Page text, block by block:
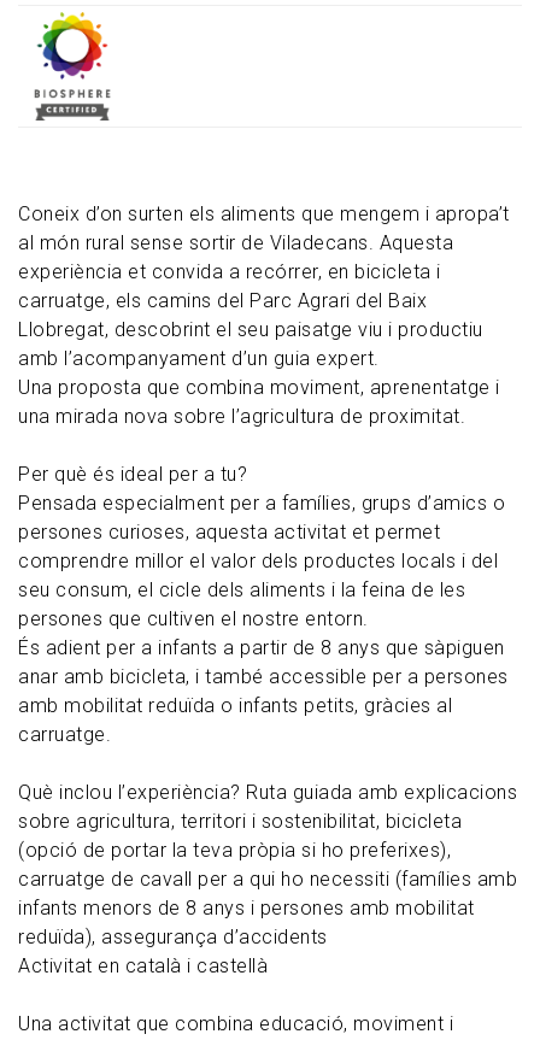
Coneix d’on surten els aliments que mengem i apropa’t
al món rural sense sortir de Viladecans. Aquesta
experiència et convida a recórrer, en bicicleta i
carruatge, els camins del Parc Agrari del Baix
Llobregat, descobrint el seu paisatge viu i productiu
amb l’acompanyament d’un guia expert.
Una proposta que combina moviment, aprenentatge i
una mirada nova sobre l’agricultura de proximitat.
Per què és ideal per a tu?
Pensada especialment per a famílies, grups d’amics o
persones curioses, aquesta activitat et permet
comprendre millor el valor dels productes locals i del
seu consum, el cicle dels aliments i la feina de les
persones que cultiven el nostre entorn.
És adient per a infants a partir de 8 anys que sàpiguen
anar amb bicicleta, i també accessible per a persones
amb mobilitat reduïda o infants petits, gràcies al
carruatge.
Què inclou l’experiència? Ruta guiada amb explicacions
sobre agricultura, territori i sostenibilitat, bicicleta
(opció de portar la teva pròpia si ho preferixes),
carruatge de cavall per a qui ho necessiti (famílies amb
infants menors de 8 anys i persones amb mobilitat
reduïda), assegurança d’accidents
Activitat en català i castellà
Una activitat que combina educació, moviment i